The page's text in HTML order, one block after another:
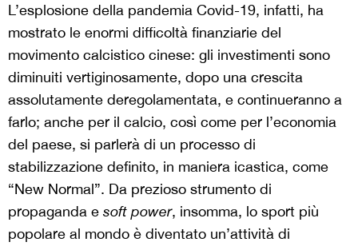
L’esplosione della pandemia Covid-19, infatti, ha
mostrato le enormi difficoltà finanziarie del
movimento calcistico cinese: gli investimenti sono
diminuiti vertiginosamente, dopo una crescita
assolutamente deregolamentata, e continueranno a
farlo; anche per il calcio, così come per l’economia
del paese, si parlerà di un processo di
stabilizzazione definito, in maniera icastica, come
“New Normal”. Da prezioso strumento di
propaganda e soft power, insomma, lo sport più
popolare al mondo è diventato un’attività di